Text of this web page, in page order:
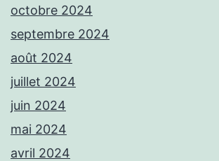
octobre 2024
septembre 2024
août 2024
juillet 2024
juin 2024
mai 2024
avril 2024